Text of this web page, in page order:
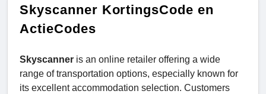
Skyscanner KortingsCode en
ActieCodes
Skyscanner is an online retailer offering a wide
range of transportation options, especially known for
its excellent accommodation selection. Customers